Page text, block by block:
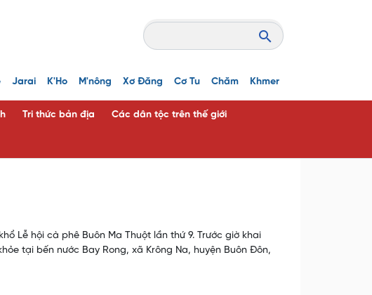
Jarai K'Ho M'nông Xơ Đăng Cơ Tu Chăm Khmer
Tri thức bản địa Các dân tộc trên thế giới
Lễ hội cà phê Buôn Ma Thuột lần thứ 9. Trước giờ khai
tại bến nước Bay Rong, xã Krông Na, huyện Buôn Đôn,